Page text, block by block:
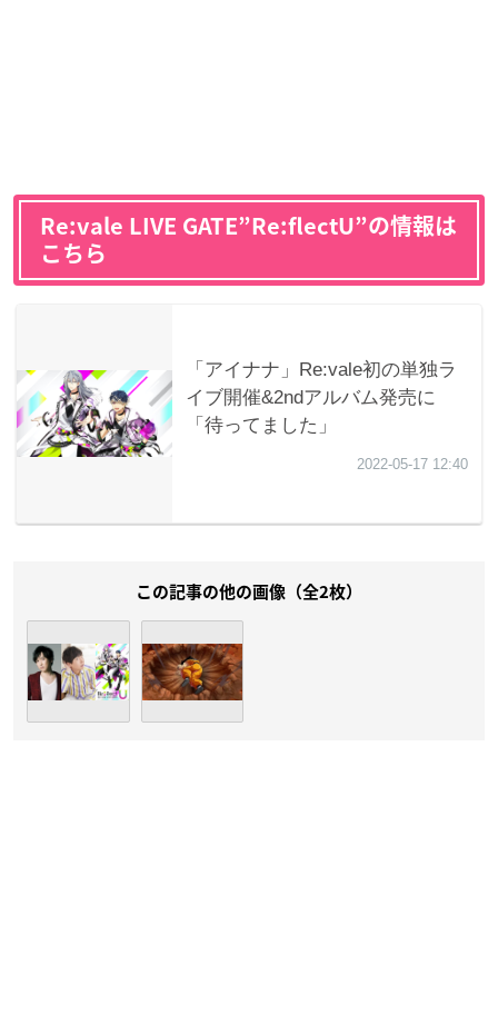
Re:vale LIVE GATE”Re:flectU”の情報は
こちら
この記事の他の画像（全2枚）